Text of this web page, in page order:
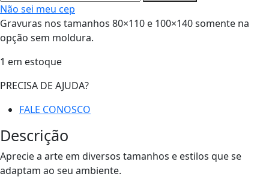
Não sei meu cep
Gravuras nos tamanhos 80×110 e 100×140 somente na
opção sem moldura.
1 em estoque
PRECISA DE AJUDA?
FALE CONOSCO
Descrição
Aprecie a arte em diversos tamanhos e estilos que se
adaptam ao seu ambiente.